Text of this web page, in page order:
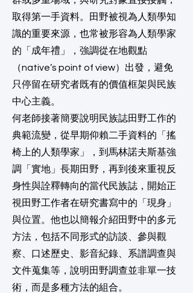
取得第一手資料。田野被視為人類學知
識的重要來源，也常被形容為人類學家
的「成年禮」，強調從在地觀點
（native’s point of view）出發，避免
只停留在研究者既有的價值框架與民族
中心主義。
何老師接著簡要說明民族誌田野工作的
典範流變，從早期仰賴二手資料的「搖
椅上的人類學家」，到馬林諾夫斯基強
調「實地」長期田野，再到後來重視反
身性與詮釋轉向的當代民族誌，開始正
視田野工作者在研究書寫中的「現身」
與位置。他也以簡報介紹田野中的多元
方法，包括不同形式的訪談、參與觀
察、口述歷史、影音紀錄、系譜調查與
文件蒐集等，說明田野調查並非單一技
術，而是多種方法的組合。